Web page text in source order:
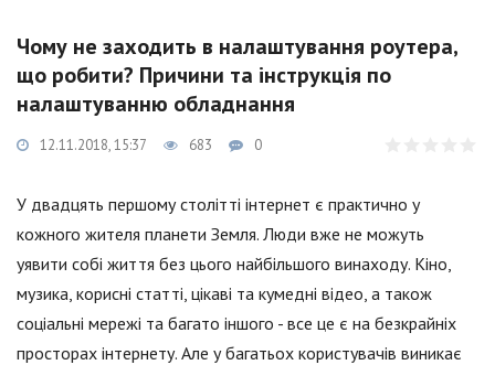
Чому не заходить в налаштування роутера,
що робити? Причини та інструкція по
налаштуванню обладнання
12.11.2018, 15:37 683 0
У двадцять першому столітті інтернет є практично у
кожного жителя планети Земля. Люди вже не можуть
уявити собі життя без цього найбільшого винаходу. Кіно,
музика, корисні статті, цікаві та кумедні відео, а також
соціальні мережі та багато іншого - все це є на безкрайніх
просторах інтернету. Але у багатьох користувачів виникає